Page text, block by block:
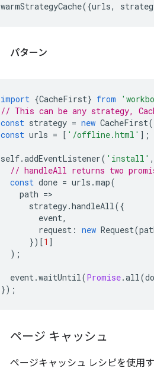
warmStrategyCache({urls,
パターン
import {CacheFirst} from
// This can be any strategy,
const strategy = new CacheFirst
const urls = [ '/offline.html' ];
self.addEventListener( 'install' ,
// handleAll returns two
const done = urls .map(
path =
strategy.handleAll({
event,
request : new Request(
})[1 ]
);
event.waitUntil(Promise.all(
});
ページ キャッシュ
ページキャッシュ レシピを使用